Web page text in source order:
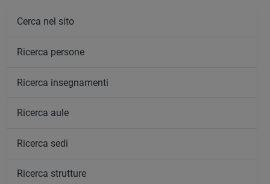
Cerca nel sito
Ricerca persone
Ricerca insegnamenti
Ricerca aule
Ricerca sedi
Ricerca strutture